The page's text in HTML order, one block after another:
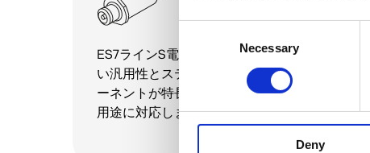
Necessary
Deny
ES7ライン S
ES7ラインS電動スピンドルシリーズは、高
い汎用性とステンレス鋼製の高品質コンポ
ーネントが特長で、ガラスおよび石材加工
用途に対応します。
すべて表示